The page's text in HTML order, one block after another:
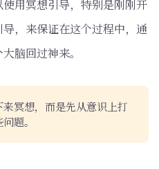
用冥想引导，特别是刚刚开
，来保证在这个过程中，通
脑回过神来。
冥想，而是先从意识上打
题。